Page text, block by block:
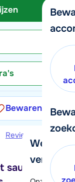
We
verder!
Bewaren
Reviews
in